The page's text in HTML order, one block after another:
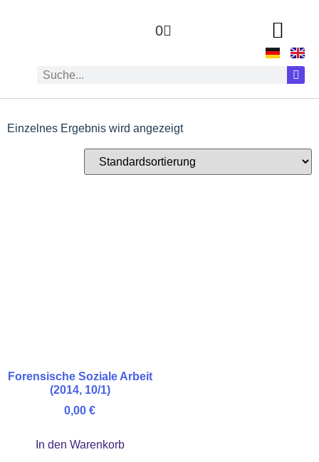
0
Einzelnes Ergebnis wird angezeigt
Forensische Soziale Arbeit
(2014, 10/1)
0,00 €
In den Warenkorb